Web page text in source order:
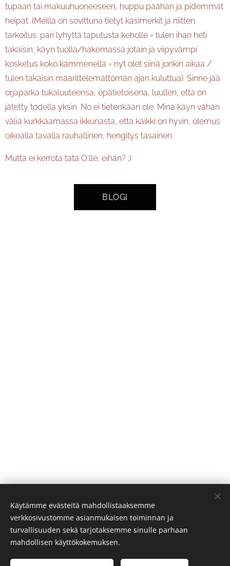
tupaan tai makuuhuoneeseen, huppu päähän ja pidemmät
heipat. (Meillä on sovittuna tietyt käsimerkit ja niitten
tarkoitus: pari lyhyttä taputusta keholle = tulen ihan heti
takaisin, käyn tuolla/hakemassa jotain ja viipyvämpi
kosketus koko kämmenellä = nyt olet siinä jonkin aikaa /
tulen takaisin määrittelemättömän ajan kuluttua). Sinne jää
orjaparka tukaluuteensa, epätietoisena, luullen, että on
jätetty todella yksin. No ei tietenkään ole. Minä käyn vähän
väliä kurkkaamassa ikkunasta, että kaikki on hyvin, olemus
oikealla tavalla rauhallinen, hengitys tasainen.
Mutta ei kerrota tätä O:lle, eihän? ;)
BLOGI
Ei. Käy,
Käytämme evästeitä mahdollistaaksemme
verkkosivustomme asianmukaisen toiminnan ja
turvallisuuden sekä tarjotaksemme sinulle parhaan
mahdollisen käyttökokemuksen.